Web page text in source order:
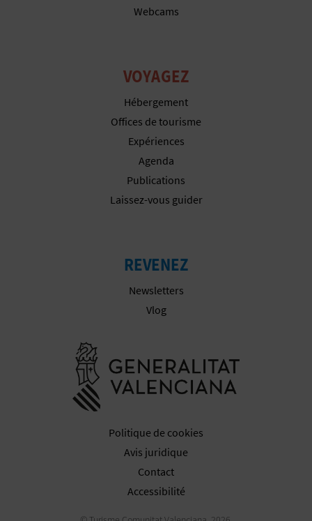
Webcams
VOYAGEZ
Hébergement
Offices de tourisme
Expériences
Agenda
Publications
Laissez-vous guider
REVENEZ
Newsletters
Vlog
Politique de cookies
Avis juridique
Contact
Accessibilité